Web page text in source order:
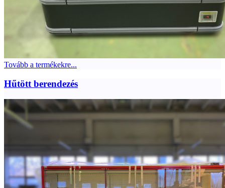
Tovább a termékekre...
Hűtött berendezés